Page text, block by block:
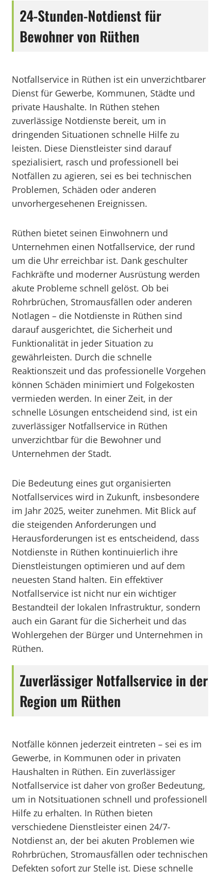
24-Stunden-Notdienst für
Bewohner von Rüthen
Notfallservice in Rüthen ist ein unverzichtbarer
Dienst für Gewerbe, Kommunen, Städte und
private Haushalte. In Rüthen stehen
zuverlässige Notdienste bereit, um in
dringenden Situationen schnelle Hilfe zu
leisten. Diese Dienstleister sind darauf
spezialisiert, rasch und professionell bei
Notfällen zu agieren, sei es bei technischen
Problemen, Schäden oder anderen
unvorhergesehenen Ereignissen.
Rüthen bietet seinen Einwohnern und
Unternehmen einen Notfallservice, der rund
um die Uhr erreichbar ist. Dank geschulter
Fachkräfte und moderner Ausrüstung werden
akute Probleme schnell gelöst. Ob bei
Rohrbrüchen, Stromausfällen oder anderen
Notlagen – die Notdienste in Rüthen sind
darauf ausgerichtet, die Sicherheit und
Funktionalität in jeder Situation zu
gewährleisten. Durch die schnelle
Reaktionszeit und das professionelle Vorgehen
können Schäden minimiert und Folgekosten
vermieden werden. In einer Zeit, in der
schnelle Lösungen entscheidend sind, ist ein
zuverlässiger Notfallservice in Rüthen
unverzichtbar für die Bewohner und
Unternehmen der Stadt.
Die Bedeutung eines gut organisierten
Notfallservices wird in Zukunft, insbesondere
im Jahr 2025, weiter zunehmen. Mit Blick auf
die steigenden Anforderungen und
Herausforderungen ist es entscheidend, dass
Notdienste in Rüthen kontinuierlich ihre
Dienstleistungen optimieren und auf dem
neuesten Stand halten. Ein effektiver
Notfallservice ist nicht nur ein wichtiger
Bestandteil der lokalen Infrastruktur, sondern
auch ein Garant für die Sicherheit und das
Wohlergehen der Bürger und Unternehmen in
Rüthen.
Zuverlässiger Notfallservice in der
Region um Rüthen
Notfälle können jederzeit eintreten – sei es im
Gewerbe, in Kommunen oder in privaten
Haushalten in Rüthen. Ein zuverlässiger
Notfallservice ist daher von großer Bedeutung,
um in Notsituationen schnell und professionell
Hilfe zu erhalten. In Rüthen bieten
verschiedene Dienstleister einen 24/7-
Notdienst an, der bei akuten Problemen wie
Rohrbrüchen, Stromausfällen oder technischen
Defekten sofort zur Stelle ist. Diese schnelle